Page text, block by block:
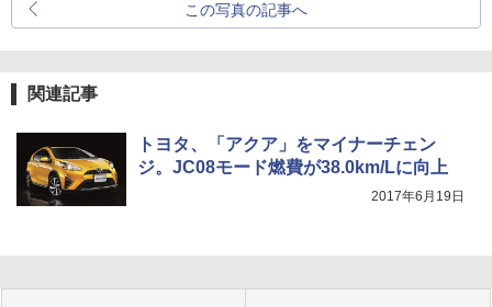
この写真の記事へ
関連記事
トヨタ、「アクア」をマイナーチェン
ジ。JC08モード燃費が38.0km/Lに向上
2017年6月19日